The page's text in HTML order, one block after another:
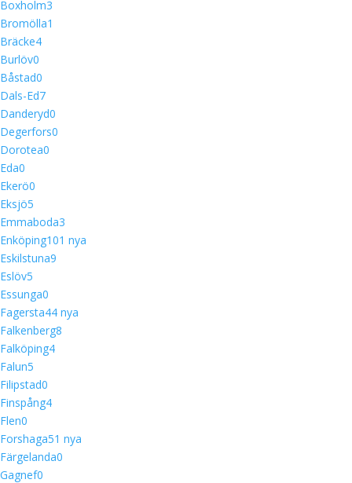
Boxholm3
Bromölla1
Bräcke4
Burlöv0
Båstad0
Dals-Ed7
Danderyd0
Degerfors0
Dorotea0
Eda0
Ekerö0
Eksjö5
Emmaboda3
Enköping101 nya
Eskilstuna9
Eslöv5
Essunga0
Fagersta44 nya
Falkenberg8
Falköping4
Falun5
Filipstad0
Finspång4
Flen0
Forshaga51 nya
Färgelanda0
Gagnef0